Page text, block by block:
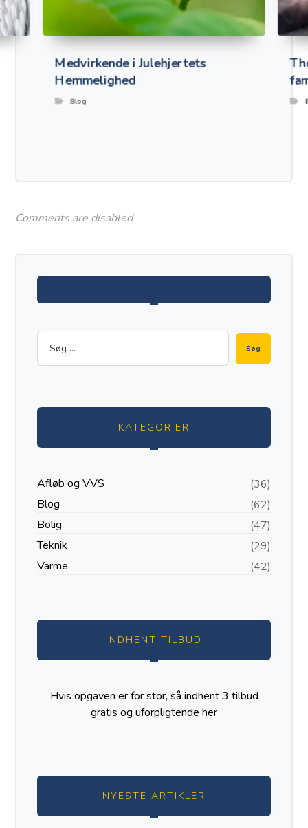
Medvirkende i Julehjertets
Hemmelighed
Blog
Comments are disabled
KATEGORIER
Afløb og VVS
(36)
Blog
(62)
Bolig
(47)
Teknik
(29)
Varme
(42)
INDHENT TILBUD
Hvis opgaven er for stor, så indhent 3 tilbud
gratis og uforpligtende her
NYESTE ARTIKLER